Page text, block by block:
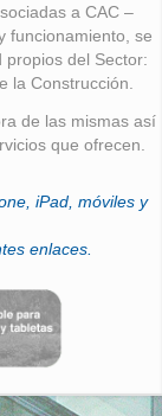
a CAC –
funcionamiento, se
propios del Sector:
la Construcción.
de las mismas así
que ofrecen.
iPad, móviles y
enlaces.